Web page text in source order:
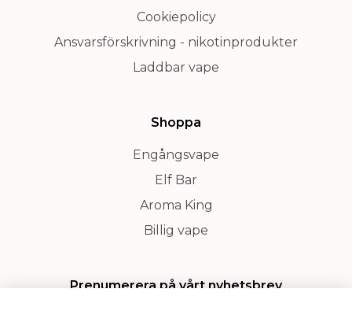
Cookiepolicy
Ansvarsförskrivning - nikotinprodukter
Laddbar vape
Shoppa
Engångsvape
Elf Bar
Aroma King
Billig vape
Prenumerera på vårt nyhetsbrev